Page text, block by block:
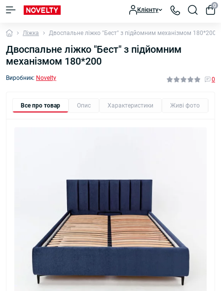
Клієнту
0
Ліжка Двоспальне ліжко "Бест" з підйомним механізмом 180*200
Двоспальне ліжко "Бест" з підйомним
механізмом 180*200
Виробник: Novelty 0
Все про товар Опис Характеристики Живі фото